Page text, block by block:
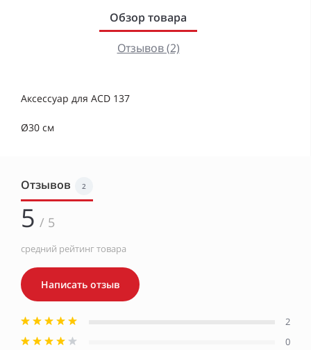
Обзор товара
Отзывов (2)
Аксессуар для ACD 137
Ø30 см
Отзывов 2
5 / 5
средний рейтинг товара
Написать отзыв
2
0